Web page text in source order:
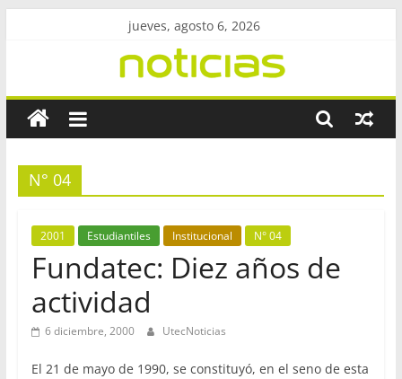
jueves, agosto 6, 2026
Revista
UtecNoticias
Facultad
Bahía
Blanca
UTN
N° 04
2001 Estudiantiles Institucional N° 04
Fundatec: Diez años de
actividad
6 diciembre, 2000 UtecNoticias
El 21 de mayo de 1990, se constituyó, en el seno de esta